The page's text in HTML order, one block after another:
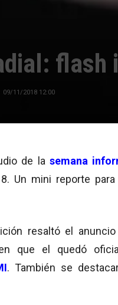
flash
09/11/2018 12:00
de la semana
Un mini reporte
resaltó el
que el quedó
. También se